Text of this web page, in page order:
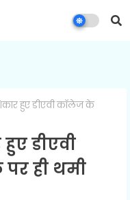
हुए डीएवी कॉलेज के
डीएवी
ही थमी